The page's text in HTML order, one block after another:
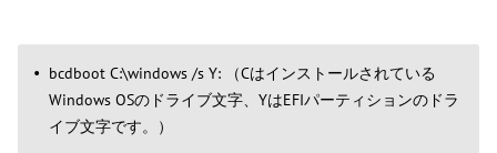
bcdboot C:\windows /s Y: （Cはインストールされている
Windows OSのドライブ文字、YはEFIパーティションのドラ
イブ文字です。）